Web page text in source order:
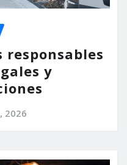
responsables
y
2026